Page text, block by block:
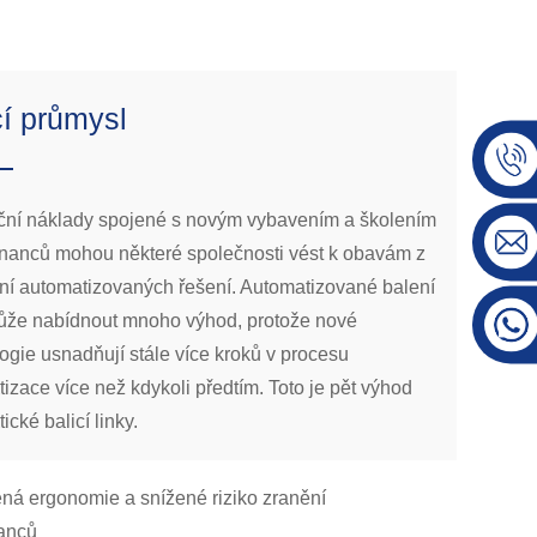
průmysl
náklady spojené s novým vybavením a školením
mohou některé společnosti vést k obavám z
automatizovaných řešení. Automatizované balení
nabídnout mnoho výhod, protože nové
usnadňují stále více kroků v procesu
více než kdykoli předtím. Toto je pět výhod
balicí linky.
ergonomie a snížené riziko zranění